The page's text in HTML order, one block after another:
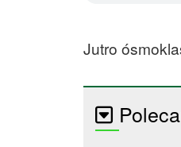
Jutro